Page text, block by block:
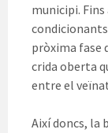
municipi.
pròxima fase
crida oberta
entre el
Així doncs, la